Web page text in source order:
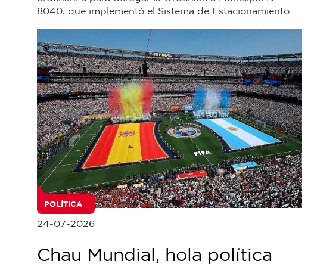
8040, que implementó el Sistema de Estacionamiento...
POLÍTICA
24-07-2026
Chau Mundial, hola política